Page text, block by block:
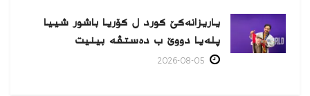
یاریزانەكێ کورد ل کۆریا باشور شییا
پلەیا دووێ ب دەستڤە بینیت